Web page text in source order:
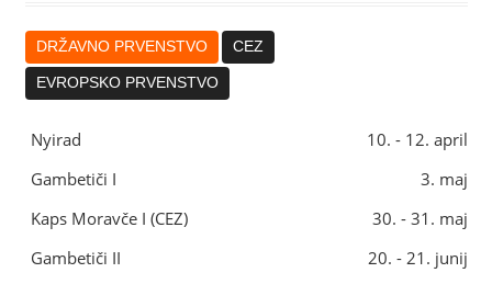
DRŽAVNO PRVENSTVO CEZ
EVROPSKO PRVENSTVO
Nyirad
10. - 12. april
Gambetiči I
3. maj
Kaps Moravče I (CEZ)
30. - 31. maj
Gambetiči II
20. - 21. junij